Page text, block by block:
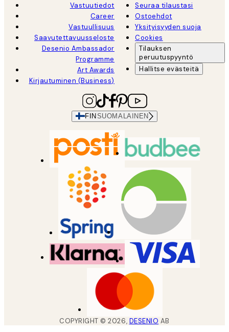
Vastuutiedot
Career
Vastuullisuus
Saavutettavuusseloste
Desenio Ambassador
Programme
Art Awards
Kirjautuminen (Business)
Seuraa tilaustasi
Ostoehdot
Yksityisyyden suoja
Cookies
Tilauksen
peruutuspyyntö
Hallitse evästeitä
FIN SUOMALAINEN
COPYRIGHT ©2026, DESENIO AB